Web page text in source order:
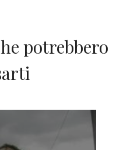
potrebbero